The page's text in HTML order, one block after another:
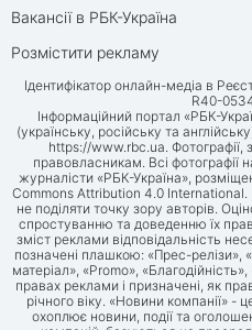
Вакансії в РБК-Україна
Розмістити рекламу
Ідентифікатор онлайн-медіа в
R40-
Інформаційний портал «РБК-
(українську, російську та
https://www.rbc.ua.
правовласникам. Всі фотографії
журналісти «РБК-Україна»,
Commons Attribution 4.0 International.
не поділяти точку зору авторів.
спростуванню та доведенню їх
зміст реклами відповідальність
позначені плашкою: «Прес-релізи»,
матеріал», «Promo»,
правах реклами і призначені, як
річного віку. «Новини компанії» -
охоплює новини, події та